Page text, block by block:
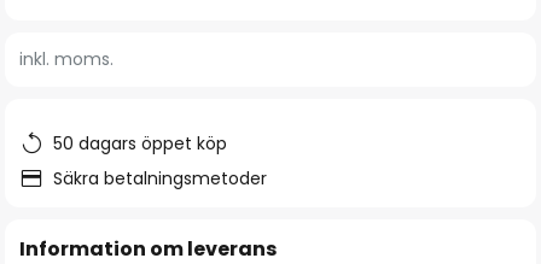
bildgalleriet
inkl. moms.
50 dagars öppet köp
Säkra betalningsmetoder
Information om leverans